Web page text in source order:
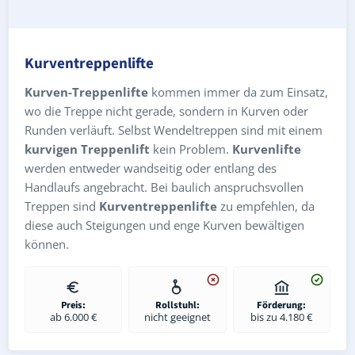
Kurventreppenlifte
Kurven-Treppenlifte kommen immer da zum Einsatz,
wo die Treppe nicht gerade, sondern in Kurven oder
Runden verläuft. Selbst Wendeltreppen sind mit einem
kurvigen Treppenlift kein Problem. Kurvenlifte
werden entweder wandseitig oder entlang des
Handlaufs angebracht. Bei baulich anspruchsvollen
Treppen sind Kurventreppenlifte zu empfehlen, da
diese auch Steigungen und enge Kurven bewältigen
können.
Preis:
ab 6.000 €
Rollstuhl:
nicht geeignet
Förderung:
bis zu 4.180 €